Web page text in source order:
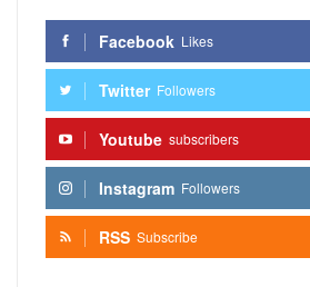
Facebook Likes
Twitter Followers
Youtube subscribers
Instagram Followers
RSS Subscribe